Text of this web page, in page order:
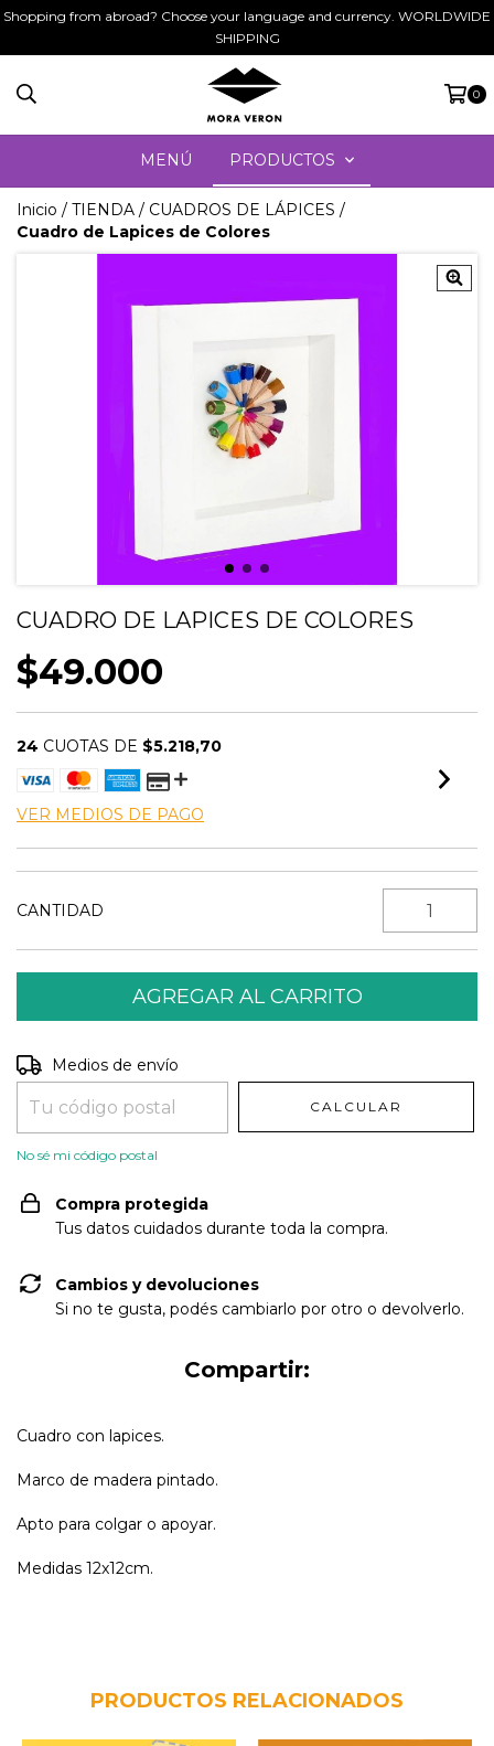
Shopping from abroad? Choose your language and currency. WORLDWIDE
SHIPPING
0
MENÚ PRODUCTOS
Inicio / TIENDA / CUADROS DE LÁPICES /
Cuadro de Lapices de Colores
CUADRO DE LAPICES DE COLORES
$49.000
24 CUOTAS DE $5.218,70
VER MEDIOS DE PAGO
CANTIDAD
Entregas para el CP:
Medios de envío
CALCULAR
No sé mi código postal
Compra protegida
Tus datos cuidados durante toda la compra.
Cambios y devoluciones
Si no te gusta, podés cambiarlo por otro o devolverlo.
Compartir:
Cuadro con lapices.
Marco de madera pintado.
Apto para colgar o apoyar.
Medidas 12x12cm.
PRODUCTOS RELACIONADOS